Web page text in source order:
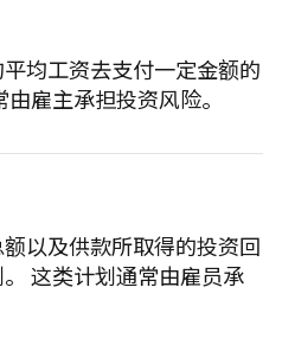
均工资去支付一定金额的
雇主承担投资风险。
以及供款所取得的投资回
这类计划通常由雇员承